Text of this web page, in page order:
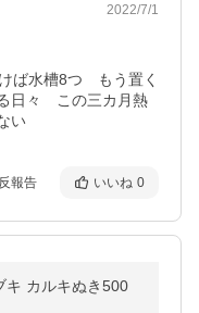
2022/7/1
ば水槽8つ　もう置く
日々　この三カ月熱
い
報告 いいね 0
キ カルキぬき500